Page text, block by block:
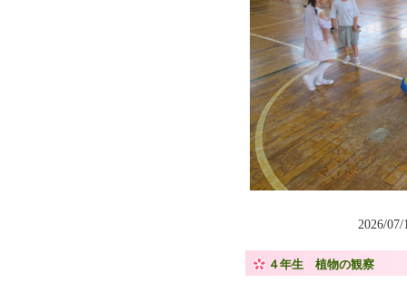
2026/
４年生 植物の観察